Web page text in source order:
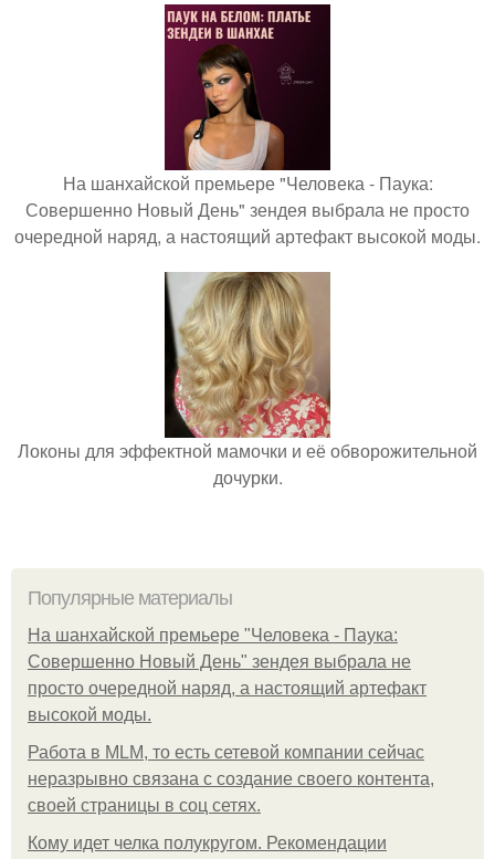
На шанхайской премьере "Человека - Паука:
Совершенно Новый День" зендея выбрала не просто
очередной наряд, а настоящий артефакт высокой моды.
Локоны для эффектной мамочки и её обворожительной
дочурки.
Популярные материалы
На шанхайской премьере "Человека - Паука:
Совершенно Новый День" зендея выбрала не
просто очередной наряд, а настоящий артефакт
высокой моды.
Работа в MLM, то есть сетевой компании сейчас
неразрывно связана с создание своего контента,
своей страницы в соц сетях.
Кому идет челка полукругом. Рекомендации